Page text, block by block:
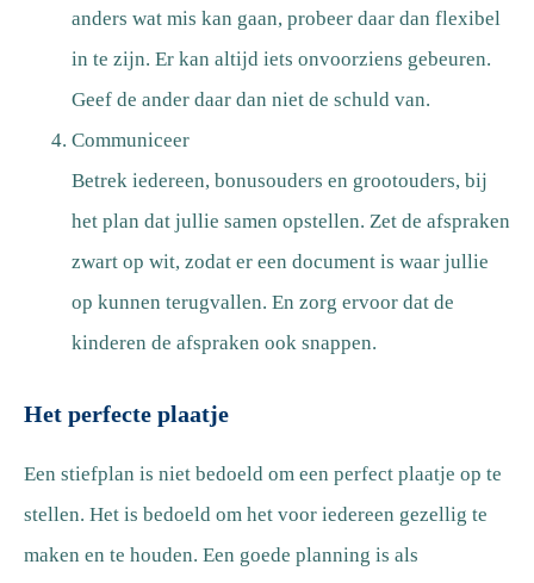
anders wat mis kan gaan, probeer daar dan flexibel
in te zijn. Er kan altijd iets onvoorziens gebeuren.
Geef de ander daar dan niet de schuld van.
Communiceer
Betrek iedereen, bonusouders en grootouders, bij
het plan dat jullie samen opstellen. Zet de afspraken
zwart op wit, zodat er een document is waar jullie
op kunnen terugvallen. En zorg ervoor dat de
kinderen de afspraken ook snappen.
Het perfecte plaatje
Een stiefplan is niet bedoeld om een perfect plaatje op te
stellen. Het is bedoeld om het voor iedereen gezellig te
maken en te houden. Een goede planning is als